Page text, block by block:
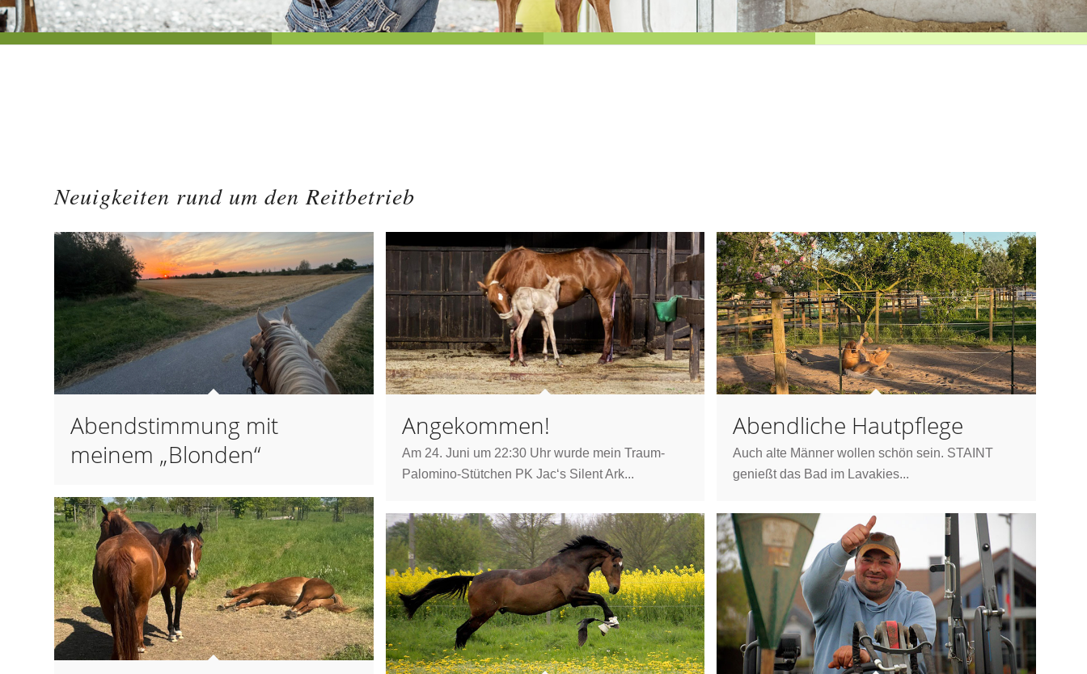
Neuigkeiten rund um den Reitbetrieb
Abendstimmung mit
meinem „Blonden“
Angekommen!
Am 24. Juni um 22:30 Uhr wurde mein Traum-
Palomino-Stütchen PK Jac‘s Silent Ark...
Abendliche Hautpflege
Auch alte Männer wollen schön sein. STAINT
genießt das Bad im Lavakies...